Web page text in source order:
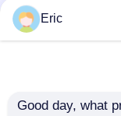
Company News
Θαλάσσια
Μονότροχοι
Eric
Good day, what